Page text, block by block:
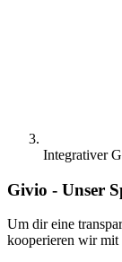
Integrativer
Givio - Unser
Um dir eine
kooperieren wir